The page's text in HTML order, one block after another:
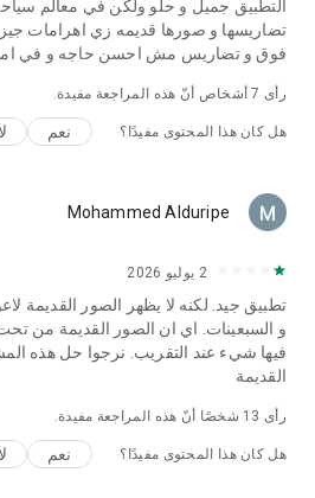
التطبيق جميل و حلو ولكن في معالم
تضاريسها و صورها قديمه زي اهرامات
فوق و تضاريس مش احسن حاجه و في
رأى 7أشخاص أنّ هذه المراجعة مفيدة.
هل كان هذا المحتوى مفيدًا؟ نعم
Mohammed Alduripe
2 يوليو 2026
تطبيق جيد. لكنه لا يظهر الصور القديمة
فيها شيء عند التقريب. نرجوا حل هذه
القديمة
رأى 13 شخصًا أنّ هذه المراجعة مفيدة.
هل كان هذا المحتوى مفيدًا؟ نعم